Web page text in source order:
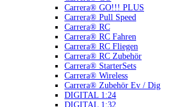
Carrera® GO!!! PLUS
Carrera® Pull Speed
Carrera® RC
Carrera® RC Fahren
Carrera® RC Fliegen
Carrera® RC Zubehör
Carrera® StarterSets
Carrera® Wireless
Carrera® Zubehör Ev / Dig
DIGITAL 1:24
DIGITAL 1:32